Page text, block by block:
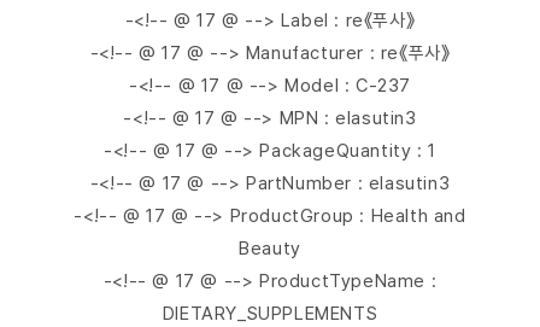
-<!-- @ 17 @ --> Label : re《푸사》
-<!-- @ 17 @ --> Manufacturer : re《푸사》
-<!-- @ 17 @ --> Model : C-237
-<!-- @ 17 @ --> MPN : elasutin3
-<!-- @ 17 @ --> PackageQuantity : 1
-<!-- @ 17 @ --> PartNumber : elasutin3
-<!-- @ 17 @ --> ProductGroup : Health and
Beauty
-<!-- @ 17 @ --> ProductTypeName :
DIETARY_SUPPLEMENTS